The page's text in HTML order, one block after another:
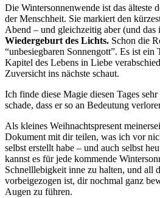
Die Wintersonnenwende ist das älteste
der Menschheit. Sie markiert den
Abend – und gleichzeitig aber (und das
Wiedergeburt des Lichts. Schon die
“unbesiegbaren Sonnengott”. Es ist ein
Kapitel des Lebens in Liebe
Zuversicht ins nächste schaut.
Ich finde diese Magie diesen Tages
schade, dass er so an Bedeutung
Als kleines Weihnachtspresent
Dokument mit dir teilen, was ich vor
selbst erstellt habe – und auch selbst
kannst es für jede kommende
Schnelllebigkeit inne zu halten, und all
vorbeigezogen ist, dir nochmal ganz
Augen zu führen.